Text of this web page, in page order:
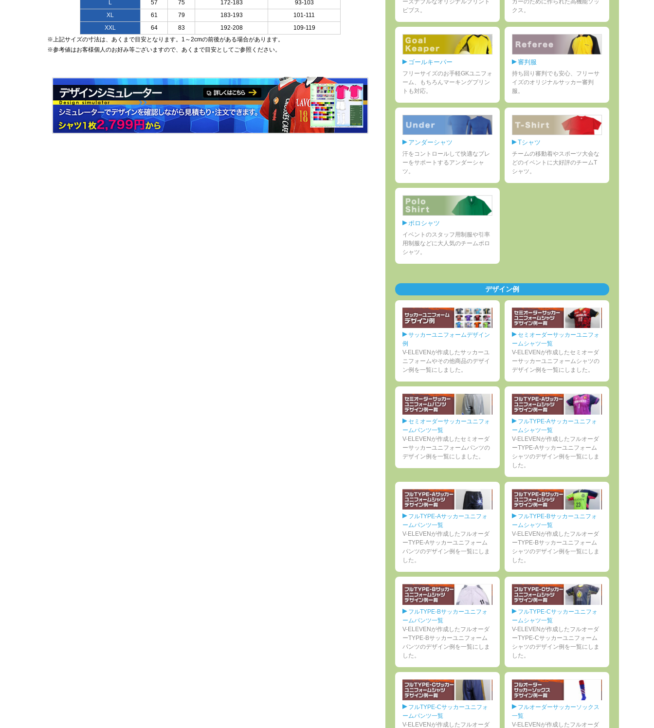
L
57 75 172-183
93-103
XL
61 79 183-193
101-111
XXL
64 83 192-208
109-119
※上記サイズの寸法は、あくまで目安となります。1～2cmの前後がある場合があります。
※参考値はお客様個人のお好み等ございますので、あくまで目安としてご参照ください。
ーズナブルなオリジナルプリント
ビブス。
カーのために作られた高機能ソッ
クス。
ゴールキーパー
フリーサイズのお手軽GKユニフォ
ーム、もちろんマーキングプリン
トも対応。
審判服
持ち回り審判でも安心、フリーサ
イズのオリジナルサッカー審判
服。
アンダーシャツ
汗をコントロールして快適なプレ
ーをサポートするアンダーシャ
ツ。
Tシャツ
チームの移動着やスポーツ大会な
どのイベントに大好評のチームT
シャツ。
ポロシャツ
イベントのスタッフ用制服や引率
用制服などに大人気のチームポロ
シャツ。
デザイン例
サッカーユニフォームデザイン
例
V-ELEVENが作成したサッカーユ
ニフォームやその他商品のデザイ
ン例を一覧にしました。
セミオーダーサッカーユニフォ
ームシャツ一覧
V-ELEVENが作成したセミオーダ
ーサッカーユニフォームシャツの
デザイン例を一覧にしました。
セミオーダーサッカーユニフォ
ームパンツ一覧
V-ELEVENが作成したセミオーダ
ーサッカーユニフォームパンツの
デザイン例を一覧にしました。
フルTYPE-Aサッカーユニフォ
ームシャツ一覧
V-ELEVENが作成したフルオーダ
ーTYPE-Aサッカーユニフォーム
シャツのデザイン例を一覧にしま
した。
フルTYPE-Aサッカーユニフォ
ームパンツ一覧
V-ELEVENが作成したフルオーダ
ーTYPE-Aサッカーユニフォーム
パンツのデザイン例を一覧にしま
した。
フルTYPE-Bサッカーユニフォ
ームシャツ一覧
V-ELEVENが作成したフルオーダ
ーTYPE-Bサッカーユニフォーム
シャツのデザイン例を一覧にしま
した。
フルTYPE-Bサッカーユニフォ
ームパンツ一覧
V-ELEVENが作成したフルオーダ
ーTYPE-Bサッカーユニフォーム
パンツのデザイン例を一覧にしま
した。
フルTYPE-Cサッカーユニフォ
ームシャツ一覧
V-ELEVENが作成したフルオーダ
ーTYPE-Cサッカーユニフォーム
シャツのデザイン例を一覧にしま
した。
フルTYPE-Cサッカーユニフォ
ームパンツ一覧
V-ELEVENが作成したフルオーダ
フルオーダーサッカーソックス
一覧
V-ELEVENが作成したフルオーダ